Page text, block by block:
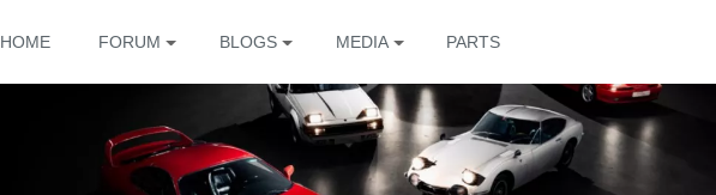
HOME FORUM BLOGS MEDIA PARTS